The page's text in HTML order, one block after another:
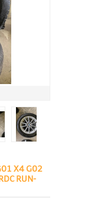
X4 G02
RUN-